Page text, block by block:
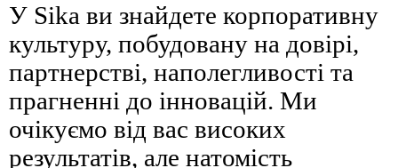
У Sika ви знайдете корпоративну
культуру, побудовану на довірі,
партнерстві, наполегливості та
прагненні до інновацій. Ми
очікуємо від вас високих
результатів, але натомість